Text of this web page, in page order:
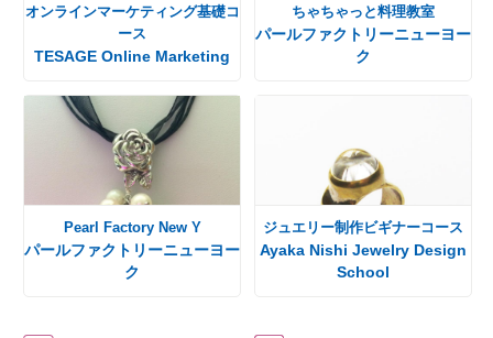
オンラインマーケティング基礎コ
ース
TESAGE Online Marketing
ちゃちゃっと料理教室
パールファクトリーニューヨー
ク
Pearl Factory New Y
パールファクトリーニューヨー
ク
ジュエリー制作ビギナーコース
Ayaka Nishi Jewelry Design
School